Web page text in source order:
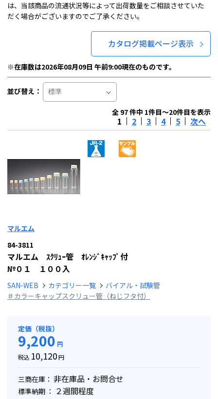
は、当該商品の流通状況等によって出荷数量をご相談させていた
だく場合がございますのでご了承ください。
カタログ掲載ページ表示
※在庫数は2026年08月09日 午前9:00現在のものです。
並び替え：
全 97 件中 1件目～20件目を表示
1 2 3 4 5 次へ
マルエム
84-3811
マルエム ｽｸﾘｭｰ管 ｵﾚﾝｼﾞｷｬｯﾌﾟ付
№０１ １００入
SAN-WEB カテゴリー一覧
バイアル・試験管
＃カラーキャップスクリュー管（ねじフタ付）
定価（税抜）
9,200 円
税込 10,120円
三商在庫： 非在庫品・お問合せ
標準納期 ： ２週間程度